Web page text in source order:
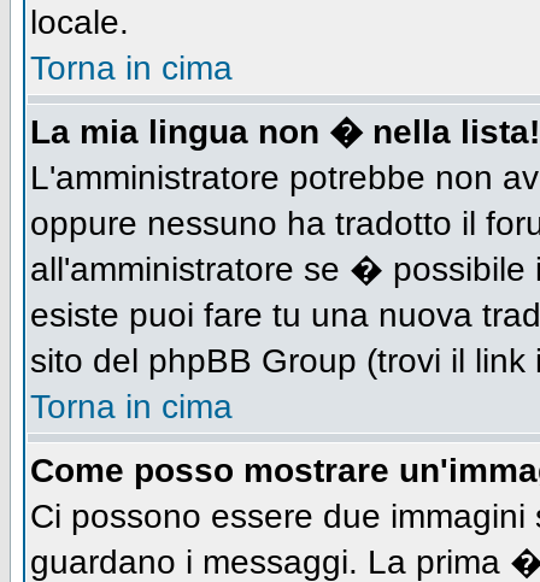
locale.
Torna in cima
La mia lingua non � nella lista!
L'amministratore potrebbe non
oppure nessuno ha tradotto il
all'amministratore se � possibile
esiste puoi fare tu una nuova
sito del phpBB Group (trovi il
Torna in cima
Come posso mostrare
Ci possono essere due
guardano i messaggi. La prima